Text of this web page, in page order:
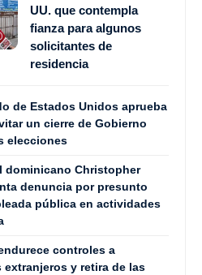
UU. que contempla
fianza para algunos
solicitantes de
residencia
de Estados Unidos aprueba
un cierre de Gobierno
elecciones
dominicano Christopher
denuncia por presunto
pública en actividades
controles a
extranjeros y retira de las